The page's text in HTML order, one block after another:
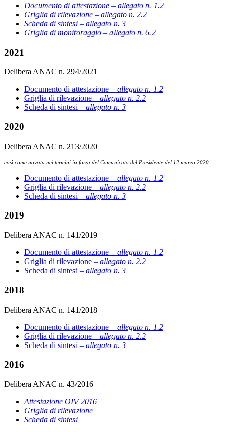
Documento di attestazione – allegato n. 1.2
Griglia di rilevazione – allegato n. 2.2
Scheda di sintesi – allegato n. 3
Griglia di monitoraggio – allegato n. 6.2
2021
Delibera ANAC n. 294/2021
Documento di attestazione – allegato n. 1.2
Griglia di rilevazione – allegato n. 2.2
Scheda di sintesi – allegato n. 3
2020
Delibera ANAC n. 213/2020
così come novata nei termini in forza del Comunicato del Presidente del 12 marzo 2020
Documento di attestazione – allegato n. 1.2
Griglia di rilevazione – allegato n. 2.2
Scheda di sintesi – allegato n. 3
2019
Delibera ANAC n. 141/2019
Documento di attestazione – allegato n. 1.2
Griglia di rilevazione – allegato n. 2.2
Scheda di sintesi – allegato n. 3
2018
Delibera ANAC n. 141/2018
Documento di attestazione – allegato n. 1.2
Griglia di rilevazione – allegato n. 2.2
Scheda di sintesi – allegato n. 3
2016
Delibera ANAC n. 43/2016
Attestazione OIV 2016
Griglia di rilevazione
Scheda di sintesi